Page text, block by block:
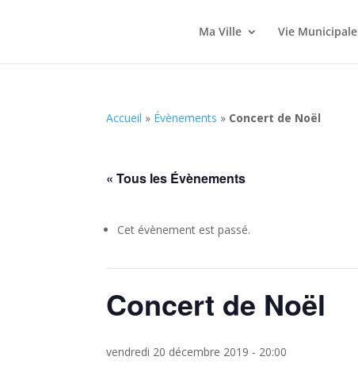
Ma Ville Vie Municipale
Accueil » Évènements » Concert de Noël
« Tous les Évènements
Cet évènement est passé.
Concert de Noël
vendredi 20 décembre 2019 - 20:00